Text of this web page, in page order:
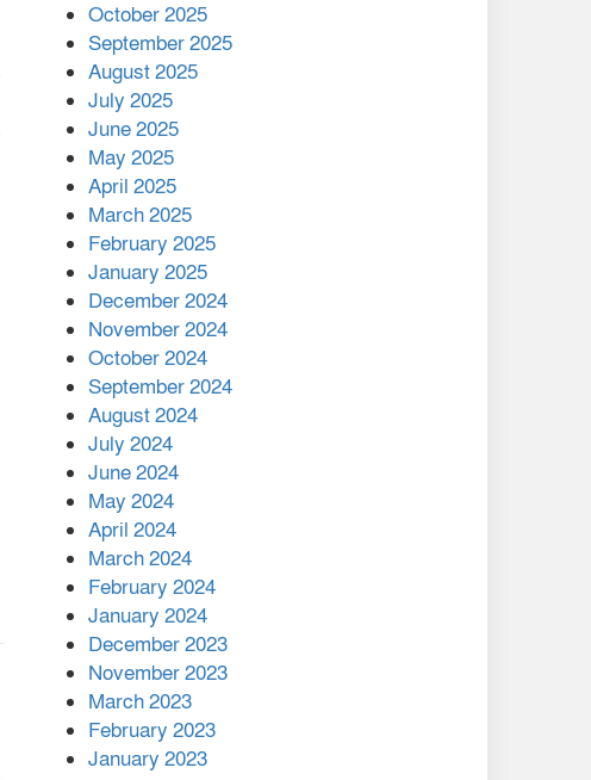
মালয়েশিয়ার প্রধানমন্ত্রীকে চিঠি
দেয়ার পর ফোন তারেক
রহমানের,গ্যাস সঙ্কট
মোকাবিলায় সহায়তার আশ্বাস
এক বিলিয়ন ডলার বিনিয়োগ
হবে আনোয়ারায়
বান্দরবানে বন্যায় ক্ষতিগ্রস্তদের
মাঝে সহায়তা দিলেন সাচিং প্রু
জেরী
October 2025
September 2025
August 2025
July 2025
June 2025
May 2025
April 2025
March 2025
February 2025
January 2025
December 2024
November 2024
October 2024
September 2024
August 2024
July 2024
June 2024
May 2024
April 2024
March 2024
February 2024
January 2024
December 2023
November 2023
March 2023
February 2023
January 2023